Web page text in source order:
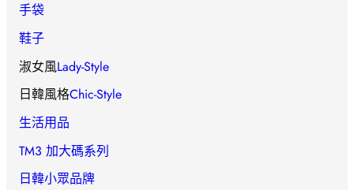
手袋
鞋子
淑女風Lady-Style
日韓風格Chic-Style
生活用品
TM3 加大碼系列
日韓小眾品牌